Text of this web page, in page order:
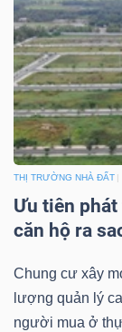
THỊ TRƯỜNG NHÀ ĐẤT
Ưu tiên
căn hộ ra
Chung cư xây
lượng quản lý
người mua ở